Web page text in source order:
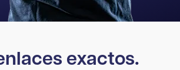
exactos.